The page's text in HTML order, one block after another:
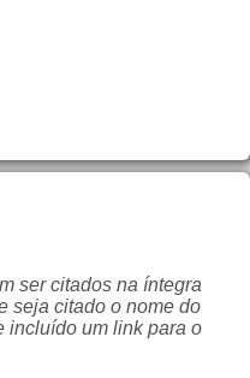
ser citados na íntegra
seja citado o nome do
incluído um link para o